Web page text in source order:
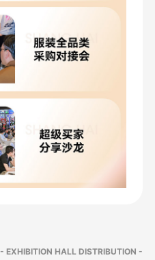
- EXHIBITION HALL DISTRIBUTION -